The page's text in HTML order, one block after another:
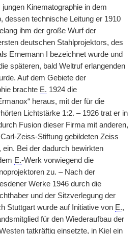
Kinematographie in dem
dessen technische Leitung er 1910
ihm der große Wurf der
deutschen Stahlprojektors, des
Ernemann I bezeichnet wurde und
späteren, bald Weltruf erlangenden
Auf dem Gebiete der
brachte E. 1924 die
heraus, mit der für die
Lichtstärke 1:2. – 1926 trat er in
Fusion dieser Firma mit anderen,
Zeiss-Stiftung gebildeten Zeiss
ein. Bei der dadurch bewirkten
E.-Werk vorwiegend die
zu. – Nach der
Werke 1946 durch die
und der Sitzverlegung der
Stuttgart wurde auf Initiative von E.,
für den Wiederaufbau der
tatkräftig einsetzte, in Kiel ein